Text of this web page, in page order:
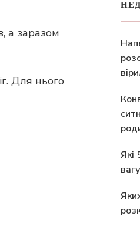
а заразом
Для нього
Які